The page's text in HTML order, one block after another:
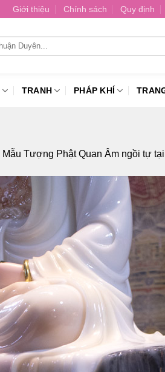
Giới thiệu Chính sách Quy định
TRANH PHÁP KHÍ
Mẫu Tượng Phật Quan Âm ngồi tự